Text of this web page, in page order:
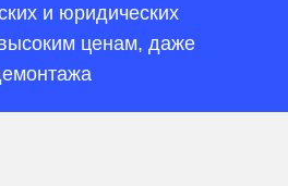
и юридических
ценам, даже